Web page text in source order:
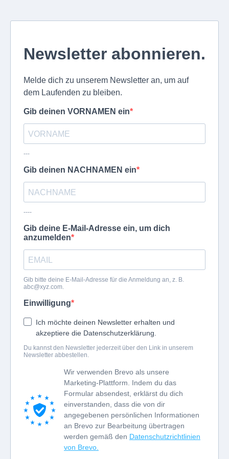
Newsletter abonnieren.
Melde dich zu unserem Newsletter an, um auf
dem Laufenden zu bleiben.
Gib deinen VORNAMEN ein
---
Gib deinen NACHNAMEN ein
----
Gib deine E-Mail-Adresse ein, um dich
anzumelden
Gib bitte deine E-Mail-Adresse für die Anmeldung an, z. B.
abc@xyz.com.
Einwilligung
Ich möchte deinen Newsletter erhalten und
akzeptiere die Datenschutzerklärung.
Du kannst den Newsletter jederzeit über den Link in unserem
Newsletter abbestellen.
Wir verwenden Brevo als unsere
Marketing-Plattform. Indem du das
Formular absendest, erklärst du dich
einverstanden, dass die von dir
angegebenen persönlichen Informationen
an Brevo zur Bearbeitung übertragen
werden gemäß den Datenschutzrichtlinien
von Brevo.